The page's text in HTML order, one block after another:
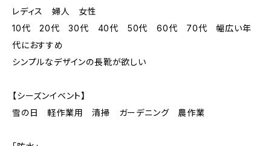
レディス 婦人 女性
10代 20代 30代 40代 50代 60代 70代 幅広い年
代におすすめ
シンプルなデザインの長靴が欲しい
【シーズンイベント】
雪の日 軽作業用 清掃 ガーデニング 農作業